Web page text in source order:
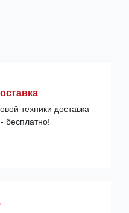
техники доставка
бесплатно!